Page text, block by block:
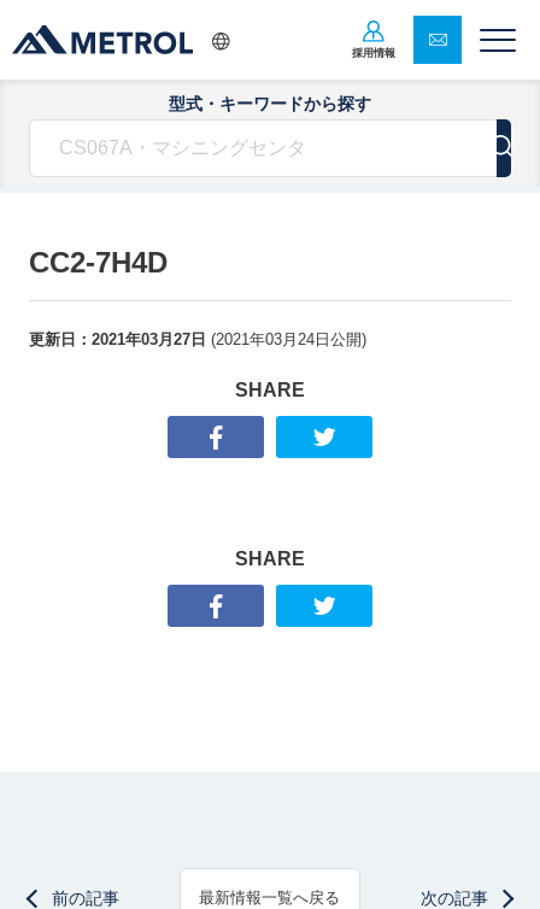
採用情報
型式・キーワードから探す
CC2-7H4D
更新日： 2021年03月27日 (2021年03月24日 公開)
SHARE
SHARE
前の記事 最新情報一覧へ戻る 次の記事